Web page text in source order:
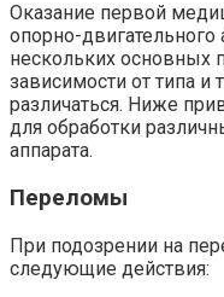
Оказание первой
опорно-двигательного
нескольких основных
зависимости от типа и
различаться. Ниже
для обработки
аппарата.
Переломы
При подозрении на
следующие действия: